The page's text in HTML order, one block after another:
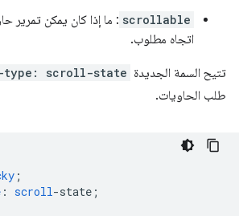
scrollable : ما إذا كان يمكن تمرير
اتجاه مطلوب.
تتيح السمة الجديدة type: scroll-state
طلب الحاويات.
;
: scroll-state ;